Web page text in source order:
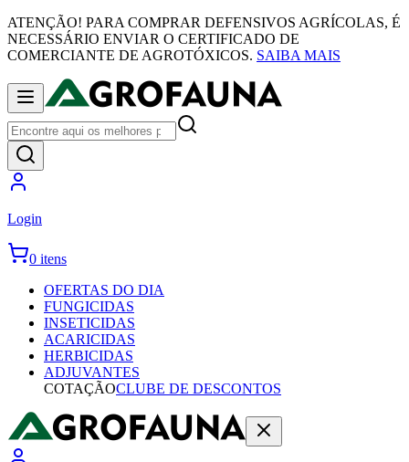
ATENÇÃO! PARA COMPRAR DEFENSIVOS AGRÍCOLAS, É
NECESSÁRIO ENVIAR O CERTIFICADO DE
COMERCIANTE DE AGROTÓXICOS. SAIBA MAIS
Login
0 itens
OFERTAS DO DIA
FUNGICIDAS
INSETICIDAS
ACARICIDAS
HERBICIDAS
ADJUVANTES
COTAÇÃOCLUBE DE DESCONTOS